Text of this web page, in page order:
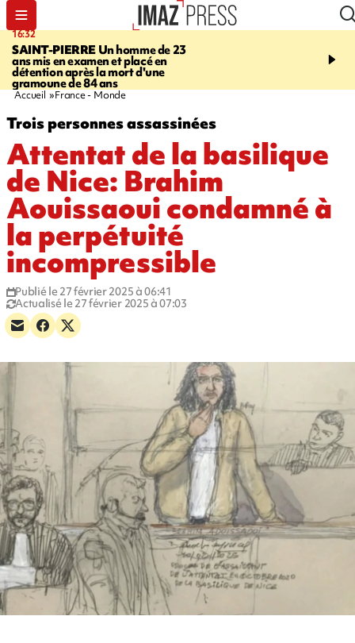
16:32
SAINT-PIERREUn homme de 23
ans mis en examen et placé en
détention après la mort d'une
gramoune de 84 ans
21:08
et Turquie scellent un
Accueil France - Monde
Trois personnes assassinées
Attentat de la basilique
de Nice: Brahim
Aouissaoui condamné à
la perpétuité
incompressible
Publié le 27 février 2025 à 06:41
Actualisé le 27 février 2025 à 07:03